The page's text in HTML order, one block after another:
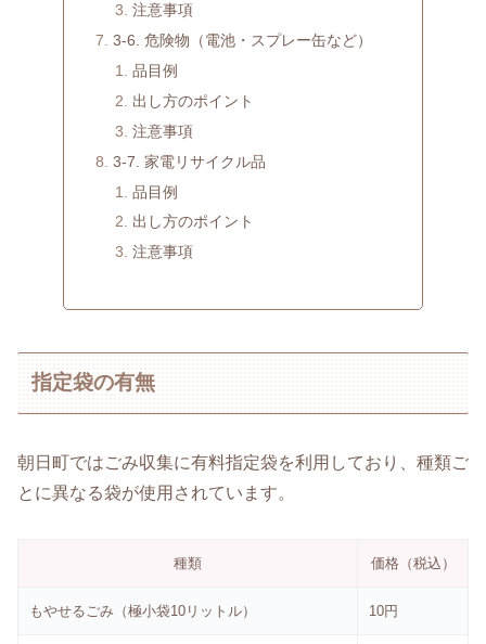
注意事項
3-6. 危険物（電池・スプレー缶など）
品目例
出し方のポイント
注意事項
3-7. 家電リサイクル品
品目例
出し方のポイント
注意事項
指定袋の有無
朝日町ではごみ収集に有料指定袋を利用しており、種類ご
とに異なる袋が使用されています。
種類 価格（税込）
もやせるごみ（極小袋10リットル） 10円